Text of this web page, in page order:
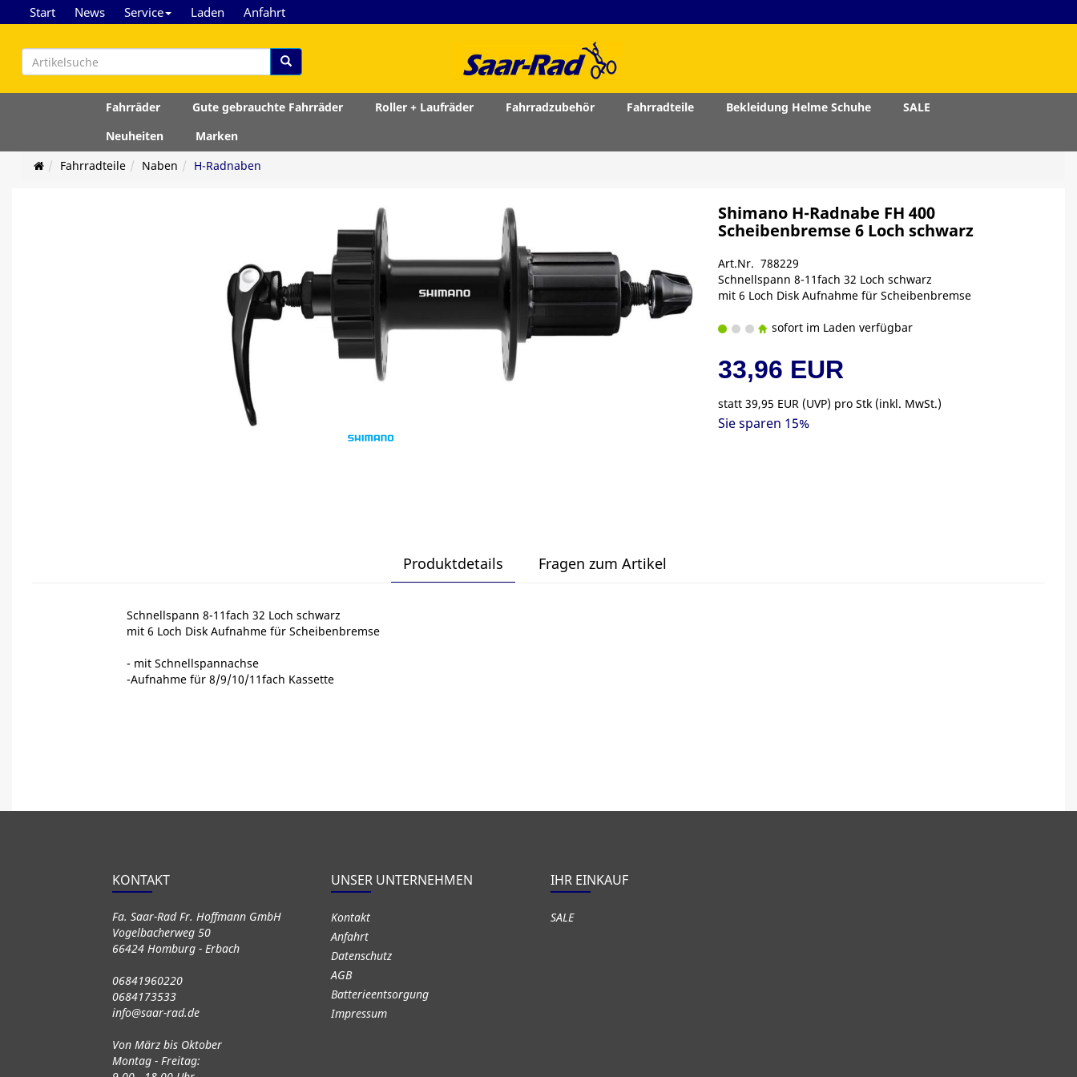
Start News Service Laden Anfahrt
Fahrräder Gute gebrauchte Fahrräder Roller + Laufräder Fahrradzubehör Fahrradteile Bekleidung Helme Schuhe
SALE
Neuheiten
Marken
Fahrradteile
Naben H-Radnaben
Shimano H-Radnabe FH 400
Scheibenbremse 6 Loch schwarz
Art.Nr. 788229
Schnellspann 8-11fach 32 Loch schwarz
mit 6 Loch Disk Aufnahme für Scheibenbremse
sofort im Laden verfügbar
33,96 EUR
statt39,95 EUR (UVP) pro Stk (inkl. MwSt.)
Sie sparen 15%
Produktdetails Fragen zum Artikel
Schnellspann 8-11fach 32 Loch schwarz
mit 6 Loch Disk Aufnahme für Scheibenbremse
- mit Schnellspannachse
-Aufnahme für 8/9/10/11fach Kassette
KONTAKT
Fa. Saar-Rad Fr. Hoffmann GmbH
Vogelbacherweg 50
66424 Homburg - Erbach
06841960220
0684173533
info@saar-rad.de
Von März bis Oktober
Montag - Freitag:
UNSER UNTERNEHMEN
Kontakt
Anfahrt
Datenschutz
AGB
Batterieentsorgung
Impressum
IHR EINKAUF
SALE